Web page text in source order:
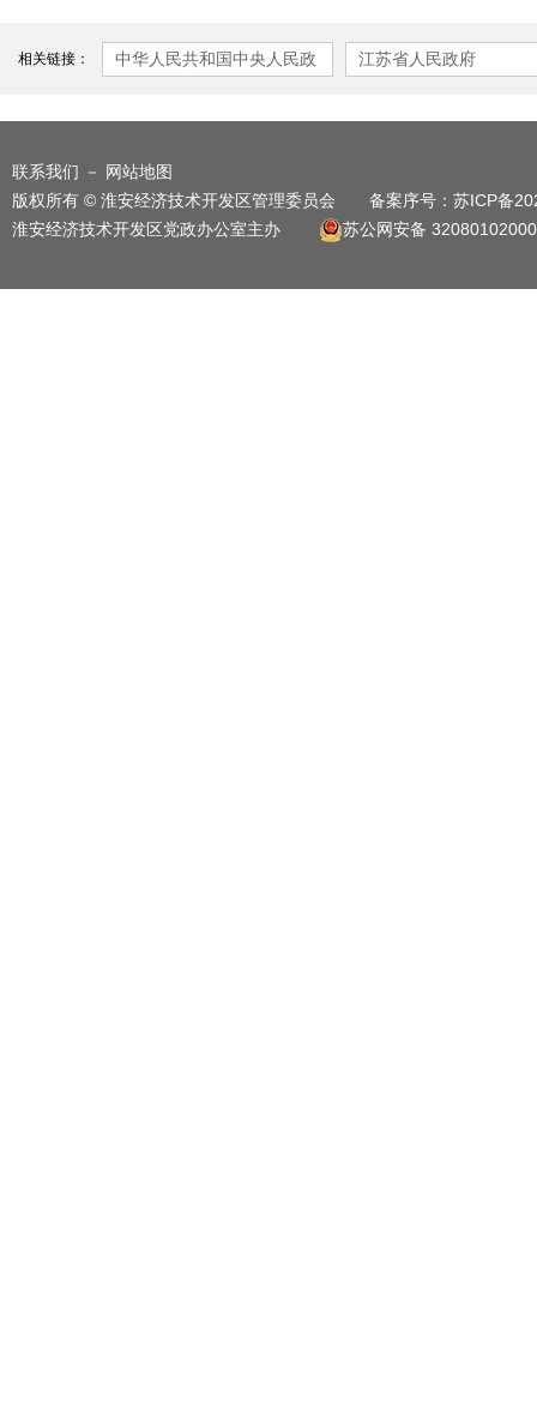
相关链接：
中华人民共和国中央人民政
江苏省人民政府
联系我们 －
网站地图
版权所有 © 淮安经济技术开发区管理委员会 备案序号： 苏ICP备
淮安经济技术开发区党政办公室主办
苏公网安备